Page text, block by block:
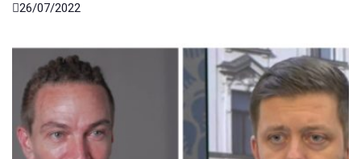
26/07/2022